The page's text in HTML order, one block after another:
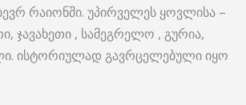
რაიონში. უპირველეს ყოვლისა –
ჯავახეთი , სამეგრელო , გურია,
ისტორიულად გავრცელებული იყო